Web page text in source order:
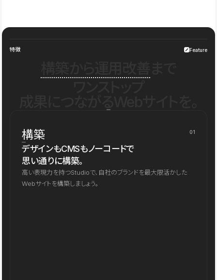
特徴 Feature
構築 01
デザインもCMSもノーコードで
思い通りに構築。
高い表現力を持つStudioで、自社のブランドを最大限活かした
Webサイトを構築しましょう。